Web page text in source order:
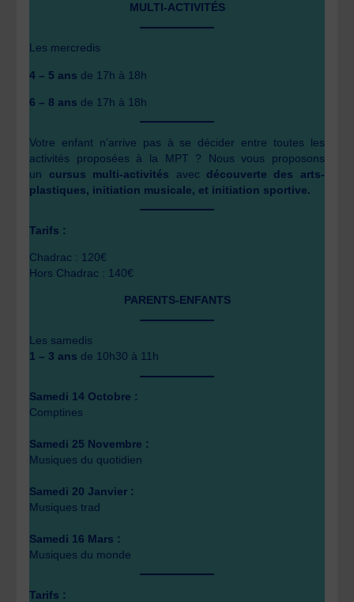
MULTI-ACTIVITÉS
Les mercredis
4 – 5 ans de 17h à 18h
6 – 8 ans de 17h à 18h
Votre enfant n’arrive pas à se décider entre toutes les
activités proposées à la MPT ? Nous vous proposons
un cursus multi-activités avec découverte des arts-
plastiques, initiation musicale, et initiation sportive.
Tarifs :
Chadrac : 120€
Hors Chadrac : 140€
PARENTS-ENFANTS
Les samedis
1 – 3 ans de 10h30 à 11h
Samedi 14 Octobre :
Comptines
Samedi 25 Novembre :
Musiques du quotidien
Samedi 20 Janvier :
Musiques trad
Samedi 16 Mars :
Musiques du monde
Tarifs :